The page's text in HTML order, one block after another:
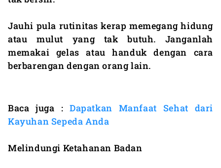
Jauhi pula rutinitas kerap memegang hidung
atau mulut yang tak butuh. Janganlah
memakai gelas atau handuk dengan cara
berbarengan dengan orang lain.
Baca juga : Dapatkan Manfaat Sehat dari
Kayuhan Sepeda Anda
Melindungi Ketahanan Badan